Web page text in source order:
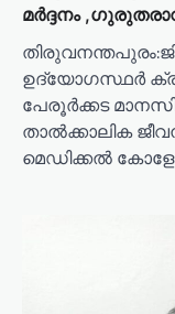
മർദ്ദനം
ഉദ്യോഗസ്ഥർ
പേരൂർക്കട
താൽക്കാലിക
മെഡിക്കൽ